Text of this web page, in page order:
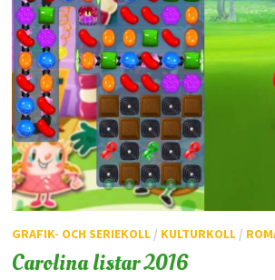
GRAFIK- OCH SERIEKOLL/ KULTURKOLL/
Carolina listar 2016